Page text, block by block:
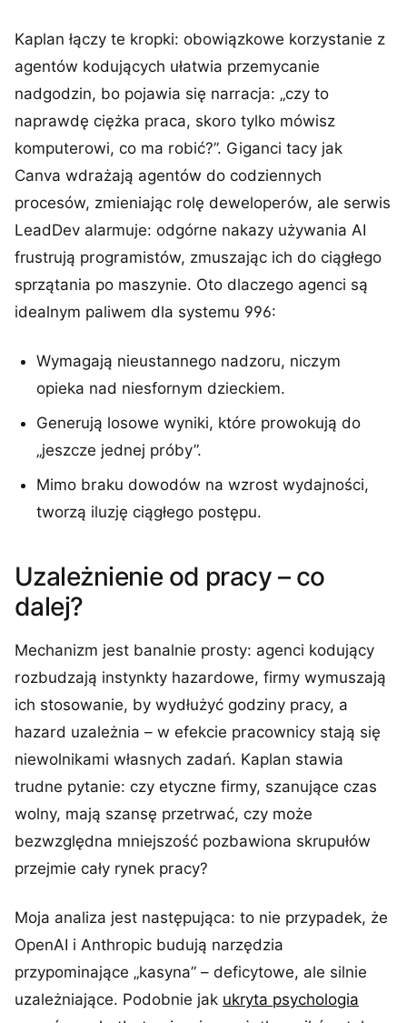
Kaplan łączy te kropki: obowiązkowe korzystanie z
agentów kodujących ułatwia przemycanie
nadgodzin, bo pojawia się narracja: „czy to
naprawdę ciężka praca, skoro tylko mówisz
komputerowi, co ma robić?”. Giganci tacy jak
Canva wdrażają agentów do codziennych
procesów, zmieniając rolę deweloperów, ale serwis
LeadDev alarmuje: odgórne nakazy używania AI
frustrują programistów, zmuszając ich do ciągłego
sprzątania po maszynie. Oto dlaczego agenci są
idealnym paliwem dla systemu 996:
Wymagają nieustannego nadzoru, niczym
opieka nad niesfornym dzieckiem.
Generują losowe wyniki, które prowokują do
„jeszcze jednej próby”.
Mimo braku dowodów na wzrost wydajności,
tworzą iluzję ciągłego postępu.
Uzależnienie od pracy – co
dalej?
Mechanizm jest banalnie prosty: agenci kodujący
rozbudzają instynkty hazardowe, firmy wymuszają
ich stosowanie, by wydłużyć godziny pracy, a
hazard uzależnia – w efekcie pracownicy stają się
niewolnikami własnych zadań. Kaplan stawia
trudne pytanie: czy etyczne firmy, szanujące czas
wolny, mają szansę przetrwać, czy może
bezwzględna mniejszość pozbawiona skrupułów
przejmie cały rynek pracy?
Moja analiza jest następująca: to nie przypadek, że
OpenAI i Anthropic budują narzędzia
przypominające „kasyna” – deficytowe, ale silnie
uzależniające. Podobnie jak ukryta psychologia